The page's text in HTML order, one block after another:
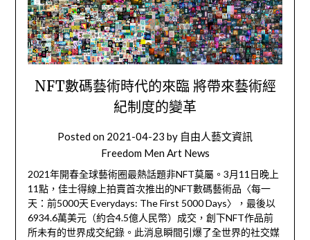
NFT數碼藝術時代的來臨 將帶來藝術經
紀制度的變革
Posted on 2021-04-23 by 自由人藝文資訊
Freedom Men Art News
2021年開春全球藝術圈最熱話題非NFT莫屬。3月11日晚上
11點，佳士得線上拍賣首次推出的NFT數碼藝術品〈每一
天：前5000天 Everydays: The First 5000 Days〉，最後以
6934.6萬美元（約合4.5億人民幣）成交，創下NFT作品前
所未有的世界成交紀錄。此消息瞬間引爆了全世界的社交媒